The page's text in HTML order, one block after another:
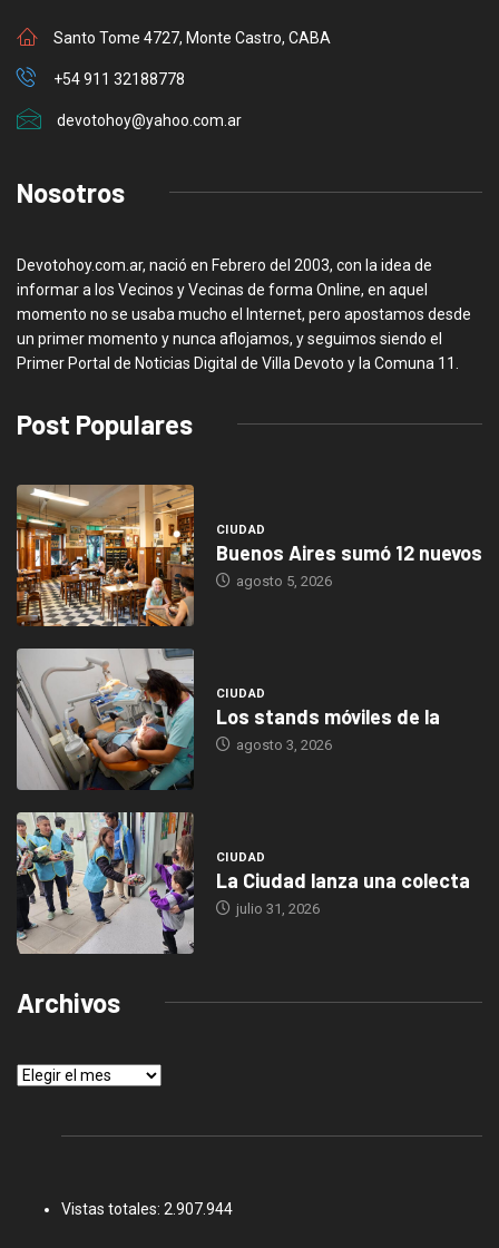
Santo Tome 4727, Monte Castro, CABA
+54 911 32188778
devotohoy@yahoo.com.ar
Nosotros
Devotohoy.com.ar, nació en Febrero del 2003, con la idea de
informar a los Vecinos y Vecinas de forma Online, en aquel
momento no se usaba mucho el Internet, pero apostamos desde
un primer momento y nunca aflojamos, y seguimos siendo el
Primer Portal de Noticias Digital de Villa Devoto y la Comuna 11.
Post Populares
CIUDAD
Buenos Aires sumó 12 nuevos
agosto 5, 2026
CIUDAD
Los stands móviles de la
agosto 3, 2026
CIUDAD
La Ciudad lanza una colecta
julio 31, 2026
Archivos
Archivos
Vistas totales: 2.907.944